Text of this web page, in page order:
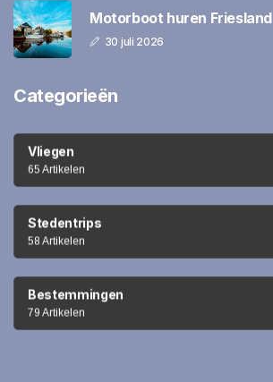
Motorboot huren Friesland
30 juli 2026
Categorieën
Vliegen
65 Artikelen
Stedentrips
58 Artikelen
Bestemmingen
79 Artikelen